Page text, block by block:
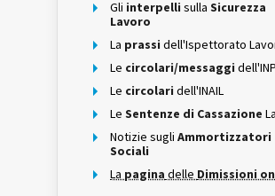
Gli interpelli sulla Sicurezza
Lavoro
La prassi dell'Ispettorato
Le circolari/messaggi
Le circolari dell'INAIL
Le Sentenze di Cassazione
Notizie sugli Ammortizzatori
Sociali
La pagina delle Dimissioni